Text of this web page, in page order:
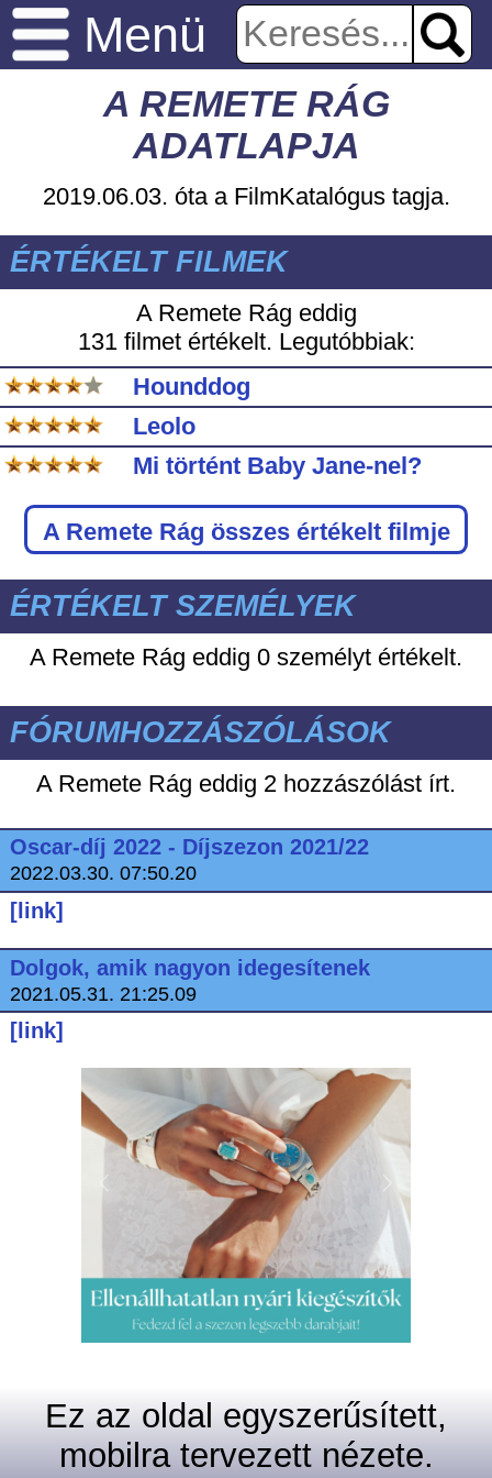
Menü
A REMETE RÁG
ADATLAPJA
2019.06.03. óta a FilmKatalógus tagja.
ÉRTÉKELT FILMEK
A Remete Rág eddig
131 filmet értékelt. Legutóbbiak:
Hounddog
Leolo
Mi történt Baby Jane-nel?
A Remete Rág összes értékelt filmje
ÉRTÉKELT SZEMÉLYEK
A Remete Rág eddig 0 személyt értékelt.
FÓRUMHOZZÁSZÓLÁSOK
A Remete Rág eddig 2 hozzászólást írt.
Oscar-díj 2022 - Díjszezon 2021/22
2022.03.30. 07:50.20
[link]
Dolgok, amik nagyon idegesítenek
2021.05.31. 21:25.09
[link]
Ez az oldal egyszerűsített,
mobilra tervezett nézete.